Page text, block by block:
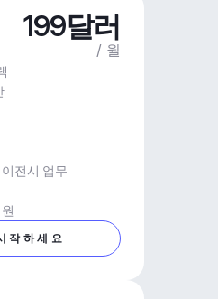
199달러
/ 월
전시 업무
작하세요